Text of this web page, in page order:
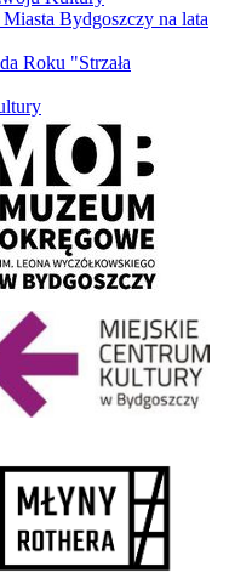
Bydgoszczy na lata
Roku "Strzała